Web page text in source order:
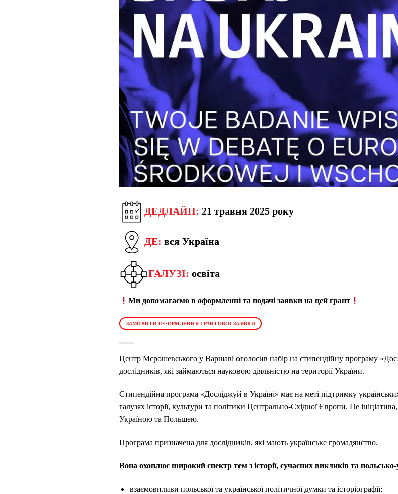
ДЕДЛАЙН: 21 травня 2025 року
ДЕ: вся Україна
ГАЛУЗІ: освіта
Ми допомагаємо в оформленні та подачі заявки на цей грант
ЗАМОВИТИ ОФОРМЛЕННЯ ГРАНТОВОЇ ЗАЯВКИ
Центр Мєрошевського у Варшаві оголосив набір на стипендійну програму
дослідників, які займаються науковою діяльністю на території України.
Стипендійна програма «Досліджуй в Україні» має на меті підтримку
галузях історії, культури та політики Центрально-Східної Європи. Це
Україною та Польщею.
Програма призначена для дослідників, які мають українське громадянство.
Вона охоплює широкий спектр тем з історії, сучасних викликів та
взаємовпливи польської та української політичної думки та історіографії;